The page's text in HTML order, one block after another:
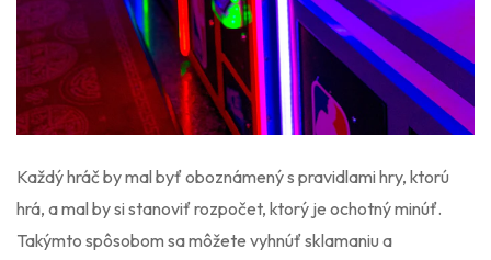
Každý hráč by mal byť oboznámený s pravidlami hry, ktorú
hrá, a mal by si stanoviť rozpočet, ktorý je ochotný minúť.
Takýmto spôsobom sa môžete vyhnúť sklamaniu a